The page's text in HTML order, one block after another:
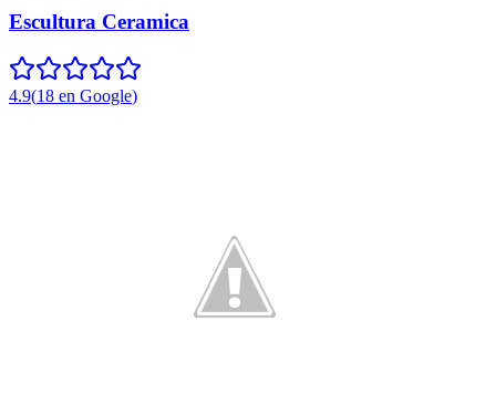
Escultura Ceramica
4.9(18 en Google)